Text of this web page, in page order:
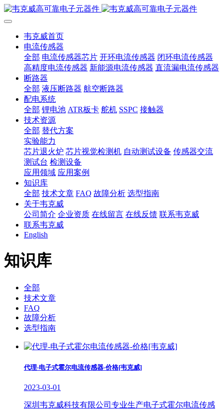
韦克威首页
电流传感器
全部 电流传感器芯片 开环电流传感器 闭环电流传感器
高精度电流传感器 新能源电流传感器 直流漏电流传感器
断路器
全部 液压断路器 航空断路器
配电系统
全部 锂电池 ATR板卡 舵机 SSPC 接触器
技术资源
全部 替代方案
实验能力
芯片退火炉 芯片视觉检测机 自动测试设备 传感器交流
测试台 检测设备
应用领域 应用案例
知识库
全部 技术文章 FAQ 故障分析 选型指南
关于韦克威
公司简介 企业资质 在线留言 在线反馈 联系韦克威
联系韦克威
English
知识库
全部
技术文章
FAQ
故障分析
选型指南
代理-电子式霍尔电流传感器-价格[韦克威]
2023-03-01
深圳韦克威科技有限公司专业生产电子式霍尔电流传感